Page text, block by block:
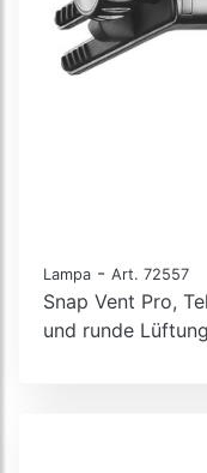
Lampa - Art. 72557
Snap Vent Pro,
und runde